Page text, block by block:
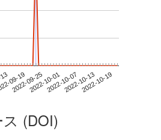
09-19
2022-09-252022-10-012022-10-072022-10-132022-10-19
(DOI)